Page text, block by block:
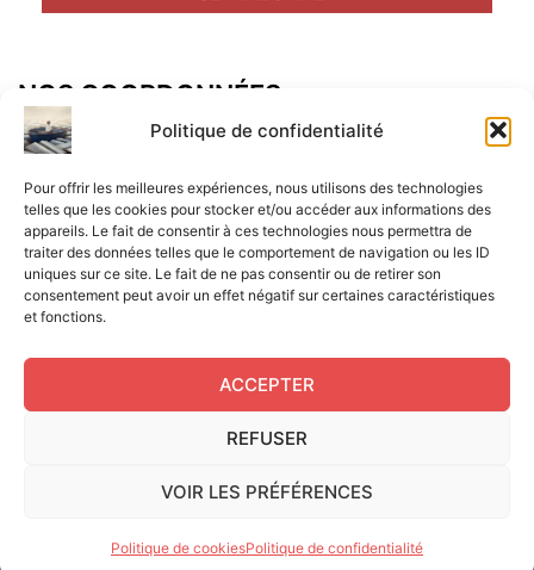
Politique de confidentialité
Pour offrir les meilleures expériences, nous utilisons des technologies
telles que les cookies pour stocker et/ou accéder aux informations des
appareils. Le fait de consentir à ces technologies nous permettra de
traiter des données telles que le comportement de navigation ou les ID
uniques sur ce site. Le fait de ne pas consentir ou de retirer son
consentement peut avoir un effet négatif sur certaines caractéristiques
et fonctions.
ACCEPTER
REFUSER
VOIR LES PRÉFÉRENCES
Politique de cookiesPolitique de confidentialité
NOS COORDONNÉES
Adresse postal :
ALCF
34 Rue René Brunen
33950 LEGE CAP-FERRET
Mail :
contact@aperitif-litteraire-cap-ferret.fr
Edité par L'Apéritif Littéraire du Cap-Ferret © 2024
par Serge Gouvernel